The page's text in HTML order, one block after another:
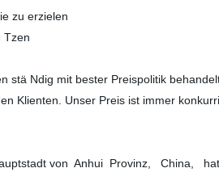
zu erzielen
Tzen
stä Ndig mit bester Preispolitik
Klienten. Unser Preis ist immer
von Anhui Provinz, China,